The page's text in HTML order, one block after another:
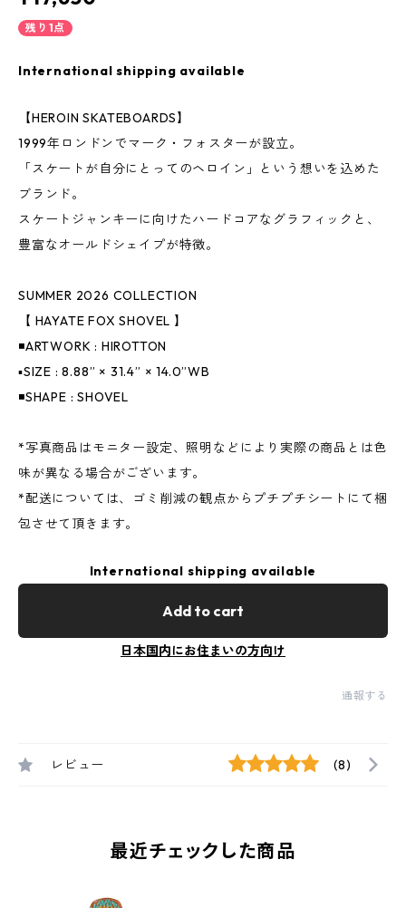
残り1点
International shipping available
【HEROIN SKATEBOARDS】
1999年ロンドンでマーク・フォスターが設立。
「スケートが自分にとってのヘロイン」という想いを込めた
ブランド。
スケートジャンキーに向けたハードコアなグラフィックと、
豊富なオールドシェイプが特徴。
SUMMER 2026 COLLECTION
【 HAYATE FOX SHOVEL 】
◾️ARTWORK : HIROTTON
▪️SIZE : 8.88” × 31.4” × 14.0”WB
◾️SHAPE : SHOVEL
*写真商品はモニター設定、照明などにより実際の商品とは色
味が異なる場合がございます。
*配送については、ゴミ削減の観点からプチプチシートにて梱
包させて頂きます。
International shipping available
Add to cart
日本国内にお住まいの方向け
通報する
レビュー (8)
最近チェックした商品